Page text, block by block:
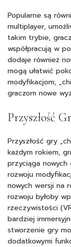
Popularne są
multiplayer,
takim trybie,
współpracują w
dodaje również
mogą ułatwić
modyfikacjom,
graczom nowe
Przyszłość
Przyszłość gry
każdym rokiem,
przyciąga
rozwoju
nowych wersji na
rozwoju byłoby
rzeczywistości
bardziej
stworzenie gry
dodatkowymi